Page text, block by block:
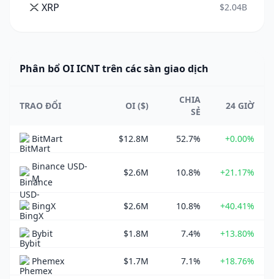
XRP $2.04B
Phân bổ OI ICNT trên các sàn giao dịch
TRAO ĐỔI OI ($)
CHIA
SẺ
24 GIỜ
BitMart $12.8M 52.7% +0.00%
Binance USD-
M
$2.6M 10.8% +21.17%
BingX $2.6M 10.8% +40.41%
Bybit $1.8M 7.4% +13.80%
Phemex $1.7M 7.1% +18.76%